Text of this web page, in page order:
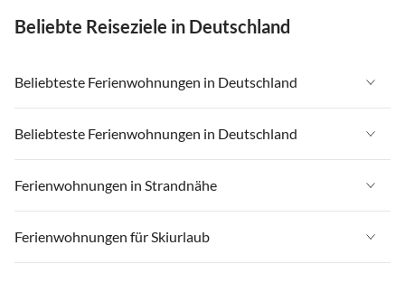
Beliebte Reiseziele in Deutschland
Beliebteste Ferienwohnungen in Deutschland
Ferienwohnungen in Deutschland
Ferienwohnungen in Ostsee
Ferienwohnungen in Nordsee
Ferienwohnungen in Mecklenburg-Vorpommern
Beliebteste Ferienwohnungen in Deutschland
Ferienwohnungen in Deutschland
Ferienwohnungen in Ostsee
Ferienwohnungen in Nordsee
Ferienwohnungen in Strandnähe
Ferienwohnungen in Strandnähe in Deutschland
Ferienwohnungen in Strandnähe in Ostsee
Ferienwohnungen für Skiurlaub